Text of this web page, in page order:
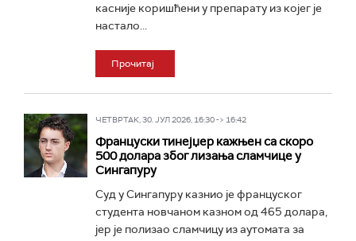
касније коришћени у препарату из којег је
настало...
Прочитај
ЧЕТВРТАК, 30. ЈУЛ 2026, 16:30 -> 16:42
Француски тинејџер кажњен са скоро
500 долара због лизања сламчице у
Сингапуру
Суд у Сингапуру казнио је француског
студента новчаном казном од 465 долара,
јер је полизао сламчицу из аутомата за